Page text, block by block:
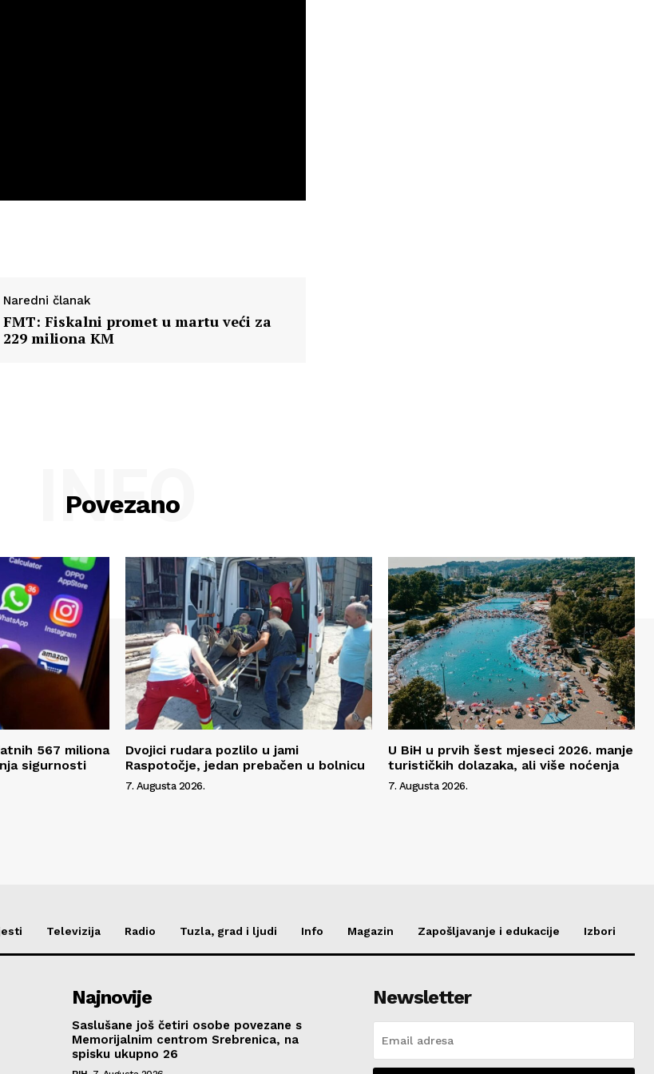
Naredni članak
FMT: Fiskalni promet u martu veći za
229 miliona KM
Povezano
INFO
567 miliona
sigurnosti
Dvojici rudara pozlilo u jami
Raspotočje, jedan prebačen u bolnicu
7. Augusta 2026.
U BiH u prvih šest mjeseci 2026. manje
turističkih dolazaka, ali više noćenja
7. Augusta 2026.
Televizija Radio Tuzla, grad i ljudi Info Magazin Zapošljavanje i edukacije Izbori
Najnovije
Saslušane još četiri osobe povezane s
Memorijalnim centrom Srebrenica, na
spisku ukupno 26
Newsletter